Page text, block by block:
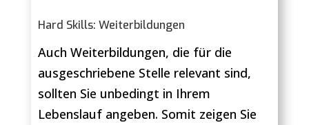
Hard Skills: Weiterbildungen
Auch Weiterbildungen, die für die
ausgeschriebene Stelle relevant sind,
sollten Sie unbedingt in Ihrem
Lebenslauf angeben. Somit zeigen Sie